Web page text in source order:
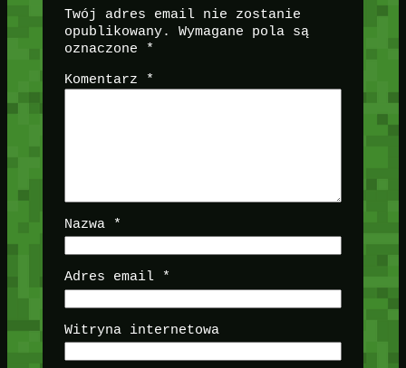
Twój adres email nie zostanie
opublikowany.
Wymagane pola są
oznaczone
*
Komentarz *
Nazwa *
Adres email *
Witryna internetowa